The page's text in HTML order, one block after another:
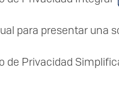
para presentar una
de Privacidad